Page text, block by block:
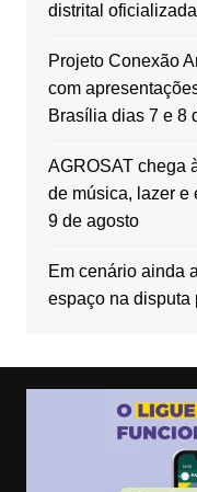
distrital
Projeto Conexão
com
Brasília dias 7 e 8
AGROSAT chega
de música, lazer e
9 de agosto
Em cenário ainda
espaço na disputa